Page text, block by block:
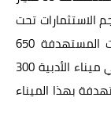
حجم الاستثمارات تحت
التنفيذ 1,1 مليار دولار، فيما تبلغ الاستثمارات المستهدفة 650
مليون دولار, وتبلغ الاستثمارات تحت التنفيذ في ميناء الأدبية 300
بهذا الميناء